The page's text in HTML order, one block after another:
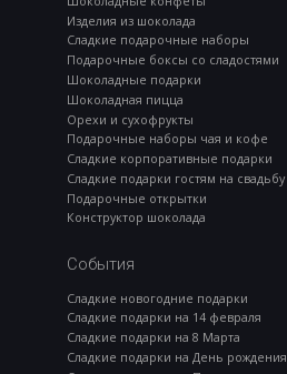
Изделия из шоколада
Сладкие подарочные наборы
Подарочные боксы со сладостями
Шоколадные подарки
Шоколадная пицца
Орехи и сухофрукты
Подарочные наборы чая и кофе
Сладкие корпоративные подарки
Сладкие подарки гостям на свадьбу
Подарочные открытки
Конструктор шоколада
События
Сладкие новогодние подарки
Сладкие подарки на 14 февраля
Сладкие подарки на 8 Марта
Сладкие подарки на День рождения